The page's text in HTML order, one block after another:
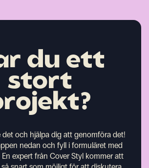
du ett
stort
det och hjälpa dig att genomföra det!
nedan och fyll i formuläret med
expert från Cover Styl kommer att